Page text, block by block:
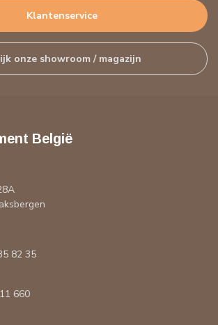
Klantenservice
onze showroom / magazijn
België
82 35
660